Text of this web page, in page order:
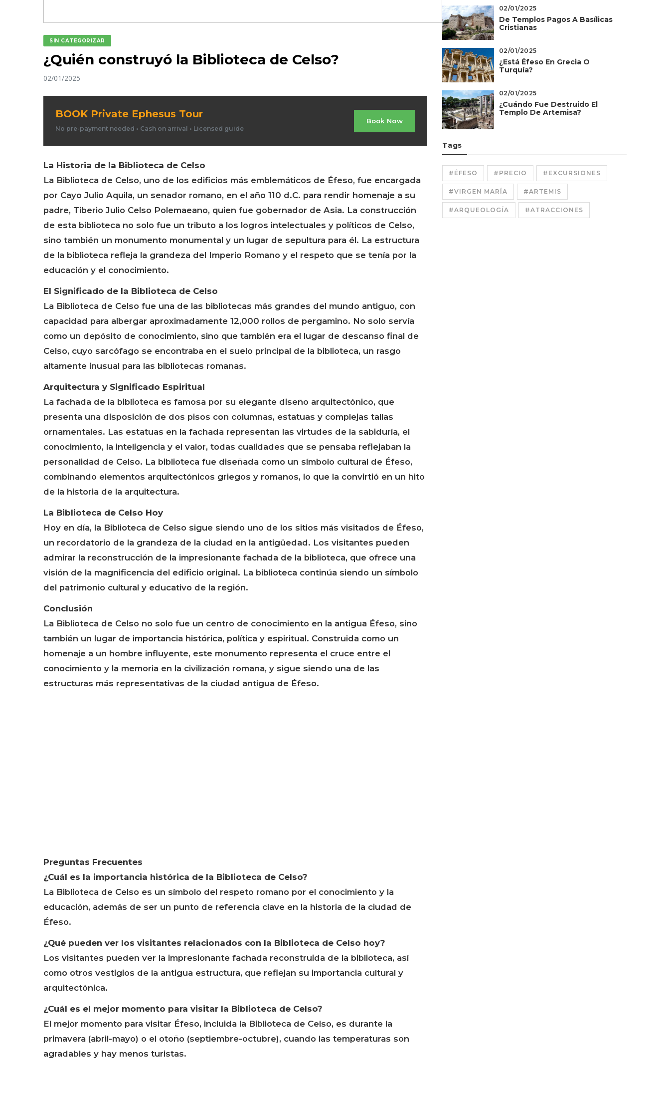
SIN CATEGORIZAR
¿Quién construyó la Biblioteca de Celso?
02/01/2025
BOOK Private Ephesus Tour
No pre-payment needed • Cash on arrival • Licensed guide
Book Now
La Historia de la Biblioteca de Celso
La Biblioteca de Celso, uno de los edificios más emblemáticos de Éfeso, fue encargada
por Cayo Julio Aquila, un senador romano, en el año 110 d.C. para rendir homenaje a su
padre, Tiberio Julio Celso Polemaeano, quien fue gobernador de Asia. La construcción
de esta biblioteca no solo fue un tributo a los logros intelectuales y políticos de Celso,
sino también un monumento monumental y un lugar de sepultura para él. La estructura
de la biblioteca refleja la grandeza del Imperio Romano y el respeto que se tenía por la
educación y el conocimiento.
El Significado de la Biblioteca de Celso
La Biblioteca de Celso fue una de las bibliotecas más grandes del mundo antiguo, con
capacidad para albergar aproximadamente 12,000 rollos de pergamino. No solo servía
como un depósito de conocimiento, sino que también era el lugar de descanso final de
Celso, cuyo sarcófago se encontraba en el suelo principal de la biblioteca, un rasgo
altamente inusual para las bibliotecas romanas.
Arquitectura y Significado Espiritual
La fachada de la biblioteca es famosa por su elegante diseño arquitectónico, que
presenta una disposición de dos pisos con columnas, estatuas y complejas tallas
ornamentales. Las estatuas en la fachada representan las virtudes de la sabiduría, el
conocimiento, la inteligencia y el valor, todas cualidades que se pensaba reflejaban la
personalidad de Celso. La biblioteca fue diseñada como un símbolo cultural de Éfeso,
combinando elementos arquitectónicos griegos y romanos, lo que la convirtió en un hito
de la historia de la arquitectura.
La Biblioteca de Celso Hoy
Hoy en día, la Biblioteca de Celso sigue siendo uno de los sitios más visitados de Éfeso,
un recordatorio de la grandeza de la ciudad en la antigüedad. Los visitantes pueden
admirar la reconstrucción de la impresionante fachada de la biblioteca, que ofrece una
visión de la magnificencia del edificio original. La biblioteca continúa siendo un símbolo
del patrimonio cultural y educativo de la región.
Conclusión
La Biblioteca de Celso no solo fue un centro de conocimiento en la antigua Éfeso, sino
también un lugar de importancia histórica, política y espiritual. Construida como un
homenaje a un hombre influyente, este monumento representa el cruce entre el
conocimiento y la memoria en la civilización romana, y sigue siendo una de las
estructuras más representativas de la ciudad antigua de Éfeso.
Preguntas Frecuentes
¿Cuál es la importancia histórica de la Biblioteca de Celso?
La Biblioteca de Celso es un símbolo del respeto romano por el conocimiento y la
educación, además de ser un punto de referencia clave en la historia de la ciudad de
Éfeso.
¿Qué pueden ver los visitantes relacionados con la Biblioteca de Celso hoy?
Los visitantes pueden ver la impresionante fachada reconstruida de la biblioteca, así
como otros vestigios de la antigua estructura, que reflejan su importancia cultural y
arquitectónica.
¿Cuál es el mejor momento para visitar la Biblioteca de Celso?
El mejor momento para visitar Éfeso, incluida la Biblioteca de Celso, es durante la
primavera (abril-mayo) o el otoño (septiembre-octubre), cuando las temperaturas son
agradables y hay menos turistas.
02/01/2025
De Templos Pagos A Basílicas
Cristianas
02/01/2025
¿Está Éfeso En Grecia O
Turquía?
02/01/2025
¿Cuándo Fue Destruido El
Templo De Artemisa?
Tags
#ÉFESO #PRECIO #EXCURSIONES
#VIRGEN MARÍA #ARTEMIS
#ARQUEOLOGÍA #ATRACCIONES